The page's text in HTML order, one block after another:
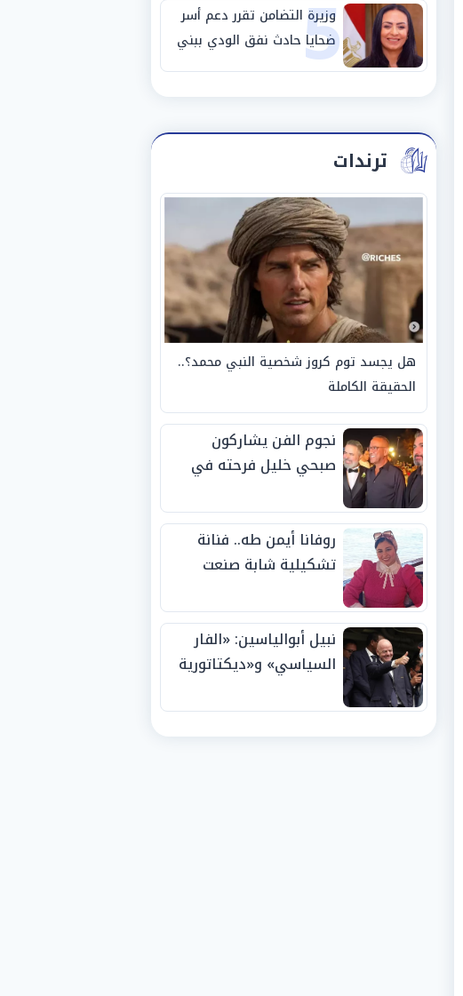
5
وزيرة التضامن تقرر دعم أسر
ضحايا حادث نفق الودي ببني
سويف
ترندات
هل يجسد توم كروز شخصية النبي محمد؟..
الحقيقة الكاملة
نجوم الفن يشاركون
صبحي خليل فرحته في
روفانا أيمن طه.. فنانة
تشكيلية شابة صنعت
الجوائز منذ الصغر
نبيل أبوالياسين: «الفار
السياسي» و«ديكتاتورية
الفيفا».. وإقالة